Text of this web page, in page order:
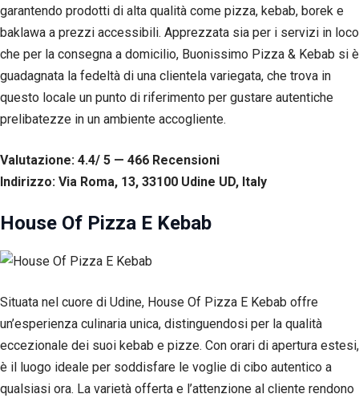
garantendo prodotti di alta qualità come pizza, kebab, borek e
baklawa a prezzi accessibili. Apprezzata sia per i servizi in loco
che per la consegna a domicilio, Buonissimo Pizza & Kebab si è
guadagnata la fedeltà di una clientela variegata, che trova in
questo locale un punto di riferimento per gustare autentiche
prelibatezze in un ambiente accogliente.
Valutazione: 4.4/ 5 — 466 Recensioni
Indirizzo: Via Roma, 13, 33100 Udine UD, Italy
House Of Pizza E Kebab
Situata nel cuore di Udine, House Of Pizza E Kebab offre
un’esperienza culinaria unica, distinguendosi per la qualità
eccezionale dei suoi kebab e pizze. Con orari di apertura estesi,
è il luogo ideale per soddisfare le voglie di cibo autentico a
qualsiasi ora. La varietà offerta e l’attenzione al cliente rendono
Esperienza
Per
permettere
una migliore
esperienza
di
sul nostro
la tua visita.
Se rifiuti
questi
funzioni del
saranno
Marketing
Condividendo i
tuoi interessi e il
tuo
comportamento